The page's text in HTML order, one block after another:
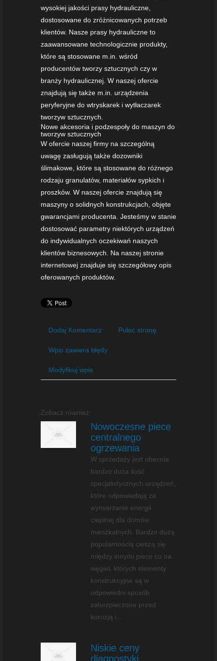
wysokiej jakości prasy hydrauliczne,
dostosowane do zróżnicowanych potrzeb
klientów. Nasze prasy hydrauliczne to
zaawansowane technologicznie produkty,
które są stosowane m.in. wśród
producentów tworzy sztucznych czy w
branży hydraulicznej. W naszej ofercie
znajdują się także m.in. urządzenia
peryferyjne do wtryskarek i wytłaczarek
tworzyw sztucznych.
Nowe akcesoria i podzespoły do maszyn do
tworzyw sztucznych
W ofercie naszej firmy na szczególną
uwagę zasługują także dozowniki
ślimakowe, które są stosowane do różnego
rodzaju granulatów, materiałów sypkich i
proszków. W naszej ofercie znajdują się
maszyny o solidnych konstrukcjach, objęte
gwarancjami producenta. Jesteśmy w stanie
dostosować parametry niektórych urządzeń
do indywidualnych oczekiwań naszych
klientów biznesowych. Na naszej stronie
internetowej znajduje się szczegółowy opis
oferowanych produktów.
Dodaj Komentarz Poleć stronę
Wpis zawiera błędy
Modyfikuj wpis
Zobacz również:
Nowoczesne piece
centralnego
ogrzewania
W sprzedaży jest obecnie
bardzo duża ilość
specjalistycznych urządzeń,
które odpowiadają za
wytwarzanie energii
cieplnej dla domów
mieszkalnych. Bardzo dużą
popularnością cieszą się
między innymi piece co na
węgiel, których elementy
konstrukcyjne są w
odpowiedni sposób
zabezpieczone przed
korozją i...
Niskie ceny
diagnostyki